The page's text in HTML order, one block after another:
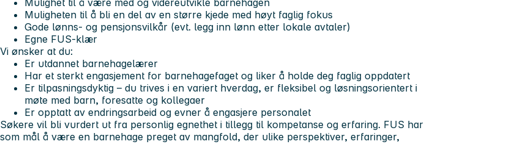
Muligheten til å bli en del av en større kjede med høyt faglig fokus
Gode lønns- og pensjonsvilkår (evt. legg inn lønn etter lokale avtaler)
Egne FUS-klær
Vi ønsker at du:
Er utdannet barnehagelærer
Har et sterkt engasjement for barnehagefaget og liker å holde deg faglig oppdatert
Er tilpasningsdyktig – du trives i en variert hverdag, er fleksibel og løsningsorientert i
møte med barn, foresatte og kollegaer
Er opptatt av endringsarbeid og evner å engasjere personalet
Søkere vil bli vurdert ut fra personlig egnethet i tillegg til kompetanse og erfaring. FUS har
som mål å være en barnehage preget av mangfold, der ulike perspektiver, erfaringer,